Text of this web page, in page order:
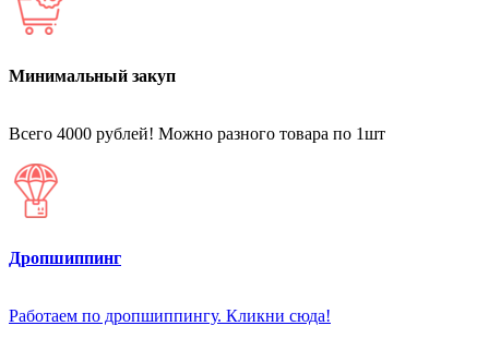
Минимальный закуп
Всего 4000 рублей! Можно разного товара по 1шт
Дропшиппинг
Работаем по дропшиппингу. Кликни сюда!